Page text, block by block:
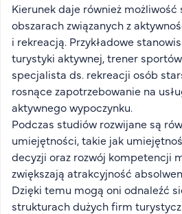
Kierunek daje również
obszarach związanych z
i rekreacją. Przykładowe
turystyki aktywnej, trener
specjalista ds. rekreacji osób
rosnące zapotrzebowanie na
aktywnego wypoczynku.
Podczas studiów rozwijane są
umiejętności, takie jak
decyzji oraz rozwój kompetencji
zwiększają atrakcyjność
Dzięki temu mogą oni odnaleźć
strukturach dużych firm